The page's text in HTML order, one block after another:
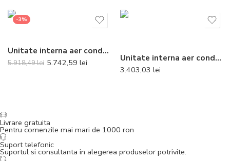
-3%
Unitate interna aer conditionat tip duct Daikin FBA35A9 12000 BTU + TELECOMANDA INCLUSA
5.918,49lei 5.742,59 lei
Unitate interna aer conditionat tip consola de pardoseala Daikin Perfera Bluevolution FVXM35B 12000 BTU
3.403,03 lei
Livrare gratuita
Pentru comenzile mai mari de 1000 ron
Suport telefonic
Suportul si consultanta in alegerea produselor potrivite.